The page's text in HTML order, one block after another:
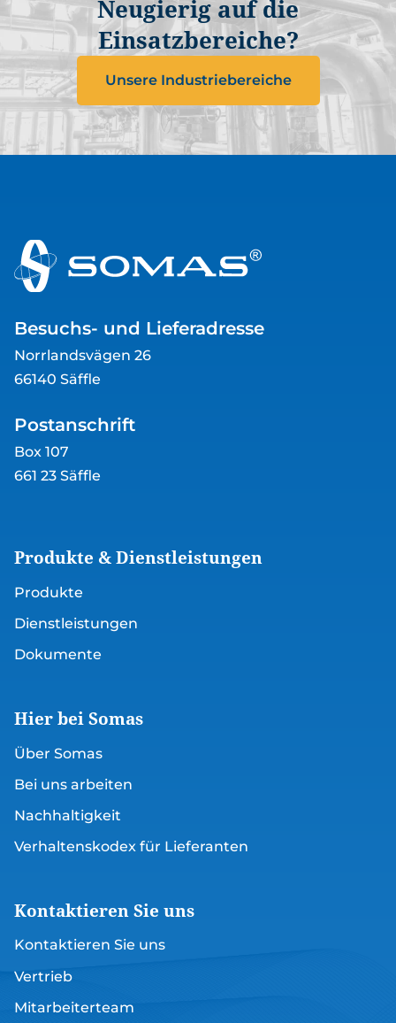
Neugierig auf die
Einsatzbereiche?
Unsere Industriebereiche
Besuchs- und Lieferadresse
Norrlandsvägen 26
66140 Säffle
Postanschrift
Box 107
661 23 Säffle
Produkte & Dienstleistungen
Produkte
Dienstleistungen
Dokumente
Hier bei Somas
Über Somas
Bei uns arbeiten
Nachhaltigkeit
Verhaltenskodex für Lieferanten
Kontaktieren Sie uns
Kontaktieren Sie uns
Vertrieb
Mitarbeiterteam